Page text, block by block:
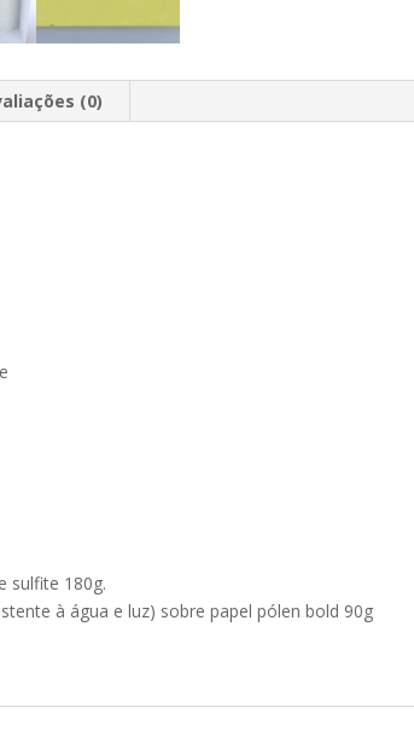
(0)
sulfite 180g.
à água e luz) sobre papel pólen bold 90g